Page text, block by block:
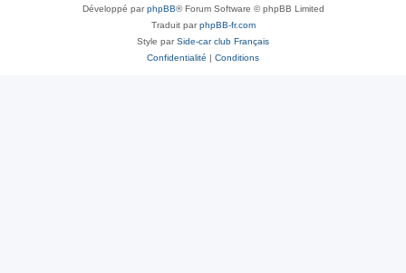
Développé parphpBB® Forum Software © phpBB Limited
Traduit parphpBB-fr.com
Style parSide-car club Français
Confidentialité
Conditions